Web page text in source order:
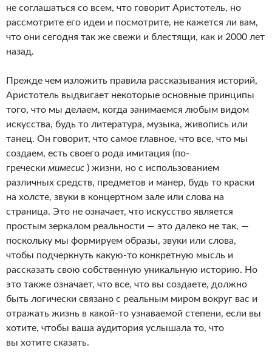
не соглашаться со всем, что говорит Аристотель, но
рассмотрите его идеи и посмотрите, не кажется ли вам,
что они сегодня так же свежи и блестящи, как и 2000 лет
назад.
Прежде чем изложить правила рассказывания историй,
Аристотель выдвигает некоторые основные принципы
того, что мы делаем, когда занимаемся любым видом
искусства, будь то литература, музыка, живопись или
танец. Он говорит, что самое главное, что все, что мы
создаем, есть своего рода имитация (по-
гречески мимесис ) жизни, но с использованием
различных средств, предметов и манер, будь то краски
на холсте, звуки в концертном зале или слова на
страница. Это не означает, что искусство является
простым зеркалом реальности — это далеко не так, —
поскольку мы формируем образы, звуки или слова,
чтобы подчеркнуть какую-то конкретную мысль и
рассказать свою собственную уникальную историю. Но
это также означает, что все, что вы создаете, должно
быть логически связано с реальным миром вокруг вас и
отражать жизнь в какой-то узнаваемой степени, если вы
хотите, чтобы ваша аудитория услышала то, что
вы хотите сказать.